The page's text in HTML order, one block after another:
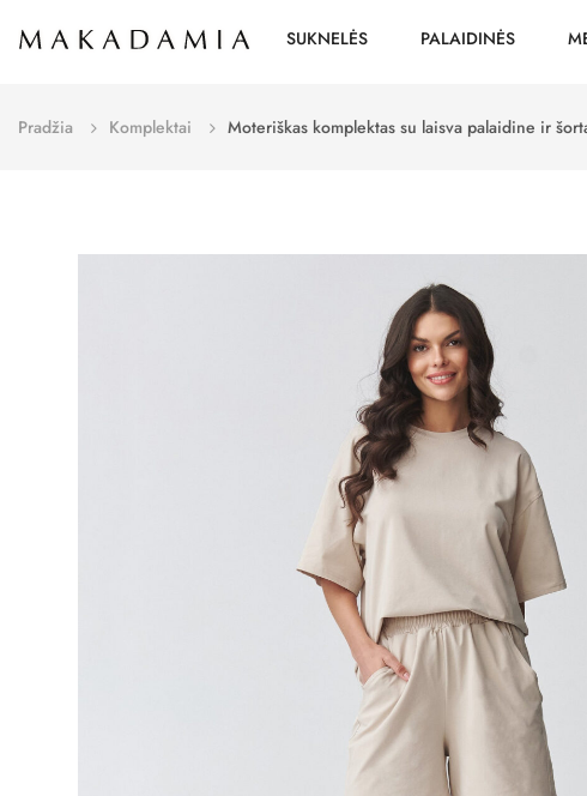
SUKNELĖS PALAIDINĖS
Pradžia Komplektai Moteriškas komplektas su laisva palaidine ir